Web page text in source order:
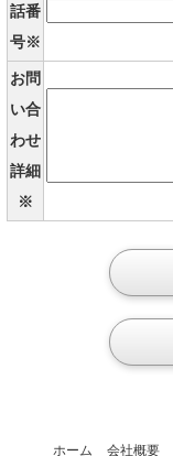
話番
号※
お問
い合
わせ
詳細
※
ホーム 会社概要